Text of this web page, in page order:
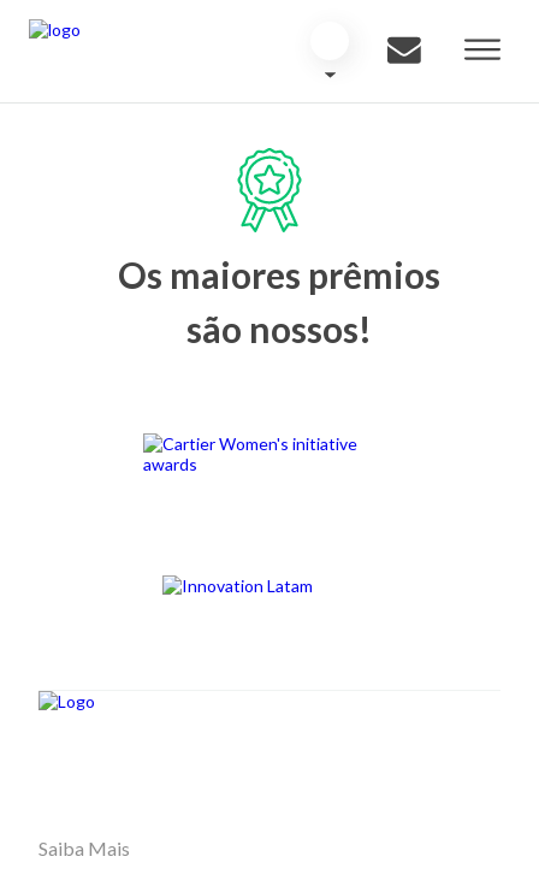
Os maiores prêmios
são nossos!
Saiba Mais